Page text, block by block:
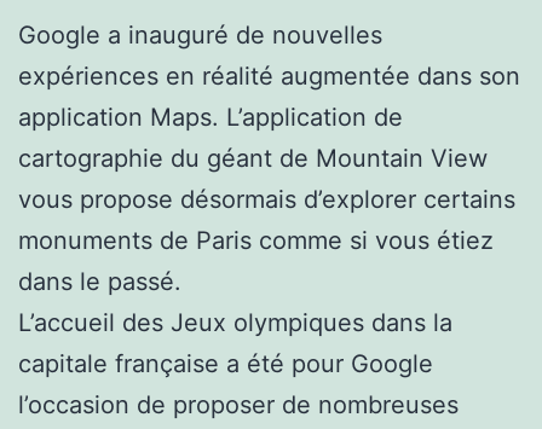
Google a inauguré de nouvelles
expériences en réalité augmentée dans son
application Maps. L’application de
cartographie du géant de Mountain View
vous propose désormais d’explorer certains
monuments de Paris comme si vous étiez
dans le passé.
L’accueil des Jeux olympiques dans la
capitale française a été pour Google
l’occasion de proposer de nombreuses